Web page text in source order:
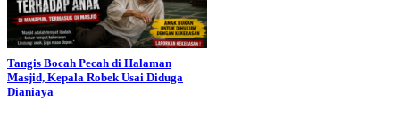
Tangis Bocah Pecah di Halaman
Masjid, Kepala Robek Usai Diduga
Dianiaya